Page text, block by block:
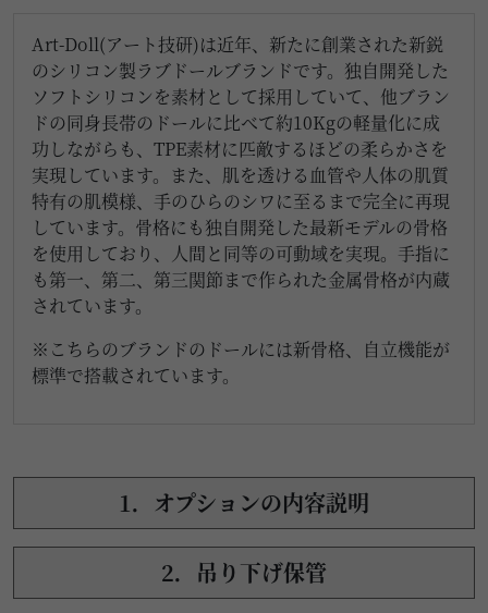
Art-Doll(アート技研)は近年、新たに創業された新鋭
のシリコン製ラブドールブランドです。独自開発した
ソフトシリコンを素材として採用していて、他ブラン
ドの同身長帯のドールに比べて約10Kgの軽量化に成
功しながらも、TPE素材に匹敵するほどの柔らかさを
実現しています。また、肌を透ける血管や人体の肌質
特有の肌模様、手のひらのシワに至るまで完全に再現
しています。骨格にも独自開発した最新モデルの骨格
を使用しており、人間と同等の可動域を実現。手指に
も第一、第二、第三関節まで作られた金属骨格が内蔵
されています。
※こちらのブランドのドールには新骨格、自立機能が
標準で搭載されています。
1．オプションの内容説明
2．吊り下げ保管